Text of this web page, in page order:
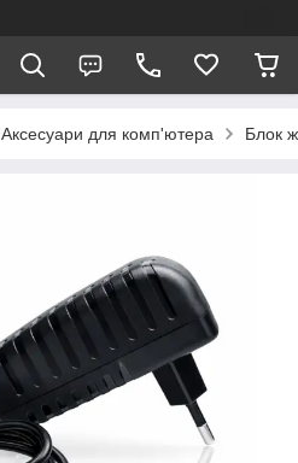
Аксесуари для комп'ютера Блок